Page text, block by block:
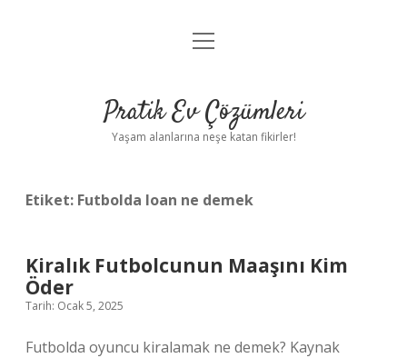
Anasayfa
Yasal Uyarı
menüyü
Pratik Ev Çözümleri
Yaşam alanlarına neşe katan fikirler!
Etiket: Futbolda loan ne demek
Kiralık Futbolcunun Maaşını Kim
Öder
Tarih: Ocak 5, 2025
Futbolda oyuncu kiralamak ne demek? Kaynak